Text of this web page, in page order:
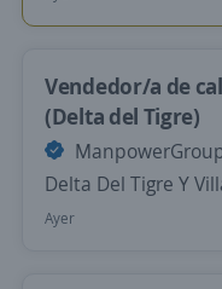
Vendedor/a de
(Delta del Tigre)
Delta Del Tigre Y
Ayer